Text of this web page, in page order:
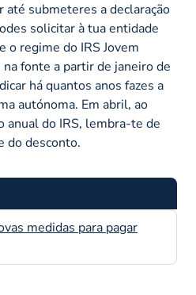
até submeteres a declaração
solicitar à tua entidade
o regime do IRS Jovem
fonte a partir de janeiro de
há quantos anos fazes a
autónoma. Em abril, ao
anual do IRS, lembra-te de
do desconto.
medidas para pagar